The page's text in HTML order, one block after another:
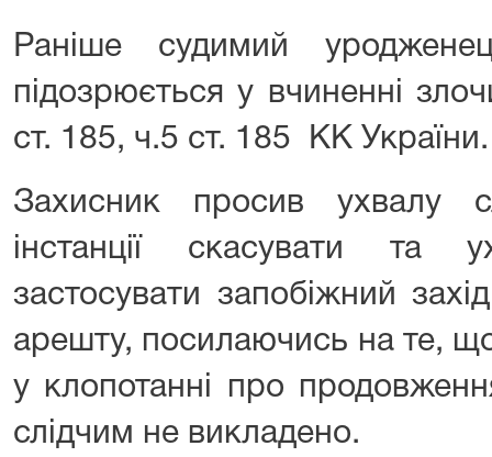
Раніше судимий
підозрюється у вчиненні
ст. 185, ч.5 ст. 185 КК України.
Захисник просив ухвалу
інстанції скасувати та
застосувати запобіжний
арешту, посилаючись на те,
у клопотанні про
слідчим не викладено.